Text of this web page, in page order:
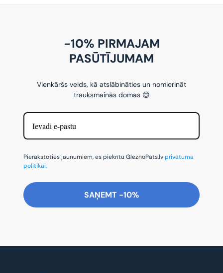
-10% PIRMAJAM
PASŪTĪJUMAM
Vienkāršs veids, kā atslābināties un nomierināt
trauksmainās domas 😌
Pierakstoties jaunumiem, es piekrītu GleznoPats.lvprivātuma
politikai.
SAŅEMT -10%